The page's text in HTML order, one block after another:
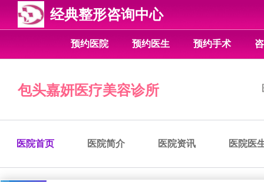
经典整形咨询中心
预约医院 预约医生 预约手术
包头嘉妍医疗美容诊所
医院首页 医院简介 医院资讯 医院医